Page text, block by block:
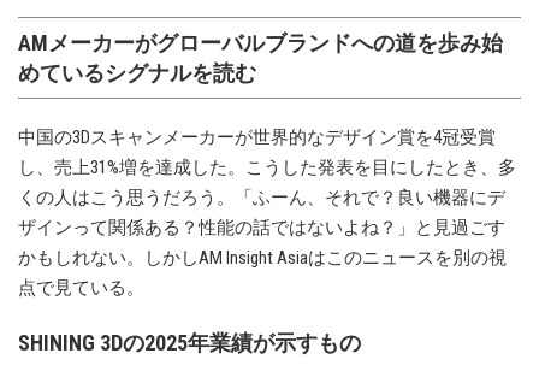
AMメーカーがグローバルブランドへの道を歩み始
めているシグナルを読む
中国の3Dスキャンメーカーが世界的なデザイン賞を4冠受賞
し、売上31%増を達成した。こうした発表を目にしたとき、多
くの人はこう思うだろう。「ふーん、それで？良い機器にデ
ザインって関係ある？性能の話ではないよね？」と見過ごす
かもしれない。しかしAM Insight Asiaはこのニュースを別の視
点で見ている。
SHINING 3Dの2025年業績が示すもの